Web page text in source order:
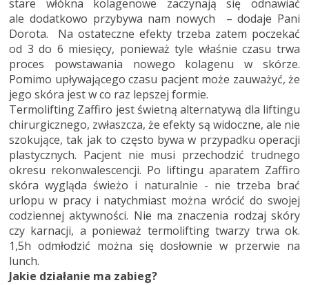
stare włókna kolagenowe zaczynają się odnawiać
ale dodatkowo przybywa nam nowych – dodaje Pani
Dorota. Na ostateczne efekty trzeba zatem poczekać
od 3 do 6 miesięcy, ponieważ tyle właśnie czasu trwa
proces powstawania nowego kolagenu w skórze.
Pomimo upływającego czasu pacjent może zauważyć, że
jego skóra jest w co raz lepszej formie.
Termolifting Zaffiro jest świetną alternatywą dla liftingu
chirurgicznego, zwłaszcza, że efekty są widoczne, ale nie
szokujące, tak jak to często bywa w przypadku operacji
plastycznych. Pacjent nie musi przechodzić trudnego
okresu rekonwalescencji. Po liftingu aparatem Zaffiro
skóra wygląda świeżo i naturalnie - nie trzeba brać
urlopu w pracy i natychmiast można wrócić do swojej
codziennej aktywności. Nie ma znaczenia rodzaj skóry
czy karnacji, a ponieważ termolifting twarzy trwa ok.
1,5h odmłodzić można się dosłownie w przerwie na
lunch.
Jakie działanie ma zabieg?